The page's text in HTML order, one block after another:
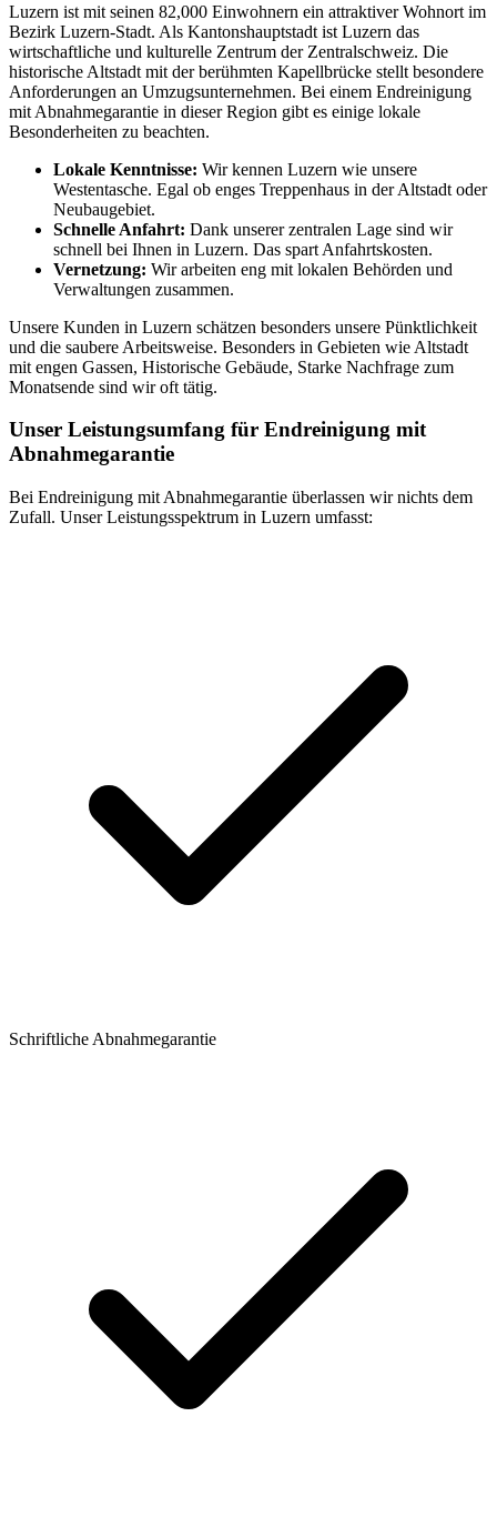
Luzern ist mit seinen 82,000 Einwohnern ein attraktiver Wohnort im
Bezirk Luzern-Stadt. Als Kantonshauptstadt ist Luzern das
wirtschaftliche und kulturelle Zentrum der Zentralschweiz. Die
historische Altstadt mit der berühmten Kapellbrücke stellt besondere
Anforderungen an Umzugsunternehmen. Bei einem Endreinigung
mit Abnahmegarantie in dieser Region gibt es einige lokale
Besonderheiten zu beachten.
Lokale Kenntnisse: Wir kennen Luzern wie unsere
Westentasche. Egal ob enges Treppenhaus in der Altstadt oder
Neubaugebiet.
Schnelle Anfahrt: Dank unserer zentralen Lage sind wir
schnell bei Ihnen in Luzern. Das spart Anfahrtskosten.
Vernetzung: Wir arbeiten eng mit lokalen Behörden und
Verwaltungen zusammen.
Unsere Kunden in Luzern schätzen besonders unsere Pünktlichkeit
und die saubere Arbeitsweise. Besonders in Gebieten wie Altstadt
mit engen Gassen, Historische Gebäude, Starke Nachfrage zum
Monatsende sind wir oft tätig.
Unser Leistungsumfang für Endreinigung mit
Abnahmegarantie
Bei Endreinigung mit Abnahmegarantie überlassen wir nichts dem
Zufall. Unser Leistungsspektrum in Luzern umfasst:
Schriftliche Abnahmegarantie